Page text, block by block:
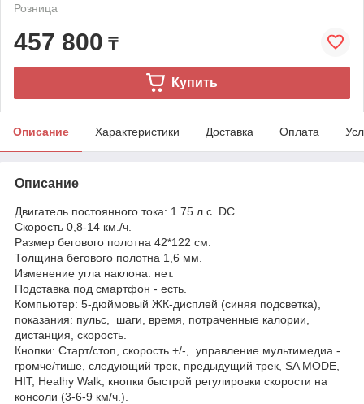
Розница
457 800 ₸
Купить
Описание Характеристики Доставка Оплата
Описание
Двигатель постоянного тока: 1.75 л.с. DC.
Скорость 0,8-14 км./ч.
Размер бегового полотна 42*122 см.
Толщина бегового полотна 1,6 мм.
Изменение угла наклона: нет.
Подставка под смартфон - есть.
Компьютер: 5-дюймовый ЖК-дисплей (синяя подсветка),
показания: пульс, шаги, время, потраченные калории,
дистанция, скорость.
Кнопки: Старт/стоп, скорость +/-, управление мультимедиа -
громче/тише, следующий трек, предыдущий трек, SA MODE,
HIT, Healhy Walk, кнопки быстрой регулировки скорости на
консоли (3-6-9 км/ч.).